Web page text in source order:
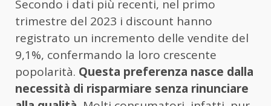
Secondo i dati più recenti, nel primo
trimestre del 2023 i discount hanno
registrato un incremento delle vendite del
9,1%, confermando la loro crescente
popolarità. Questa preferenza nasce dalla
necessità di risparmiare senza rinunciare